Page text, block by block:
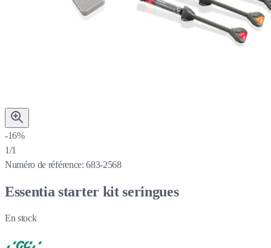
-16%
1/1
Numéro de référence: 683-2568
Essentia starter kit seringues
En stock